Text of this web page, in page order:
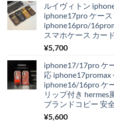
ルイヴィトン
iphone17pro ケー
iphone16pro/
スマホケース カー
¥5,700
iphone17/17pro ケ
応 iphone17promax
iphone16/16pro ケ
リップ付き hermes
ブランドコピー 安
¥5,600